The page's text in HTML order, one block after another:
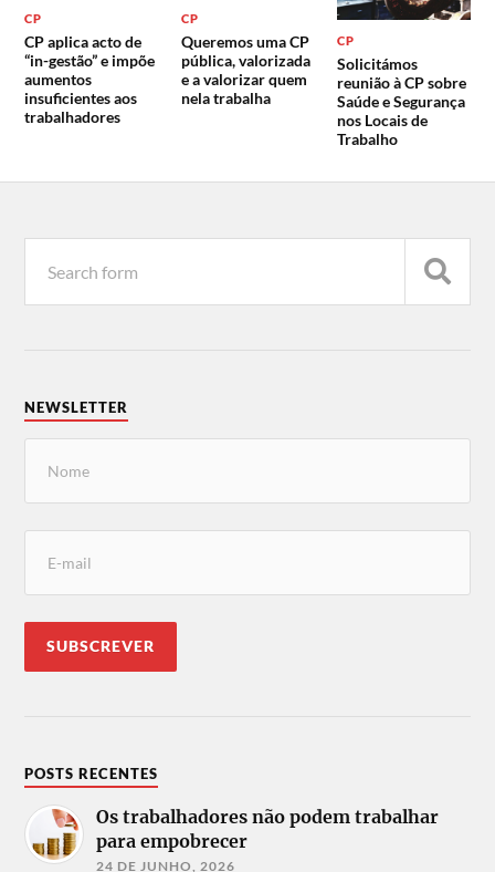
CP
CP aplica acto de
“in-gestão” e impõe
aumentos
insuficientes aos
trabalhadores
CP
Queremos uma CP
pública, valorizada
e a valorizar quem
nela trabalha
CP
Solicitámos
reunião à CP sobre
Saúde e Segurança
nos Locais de
Trabalho
NEWSLETTER
POSTS RECENTES
Os trabalhadores não podem trabalhar
para empobrecer
24 DE JUNHO, 2026